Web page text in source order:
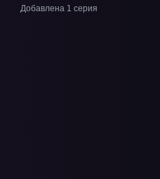
животными» ОВА-1
Добавлена 1 серия